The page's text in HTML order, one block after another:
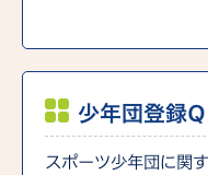
少年団登録
スポーツ少年団に関